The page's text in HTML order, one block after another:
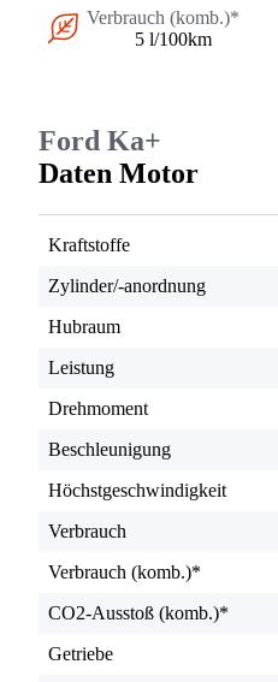
Verbrauch (komb.)*
5 l/100km
Ford Ka+
Daten Motor
Kraftstoffe
Zylinder/-anordnung
Hubraum
Leistung
Drehmoment
Beschleunigung
Höchstgeschwindigkeit
Verbrauch
Verbrauch (komb.)*
CO2-Ausstoß (komb.)*
Getriebe